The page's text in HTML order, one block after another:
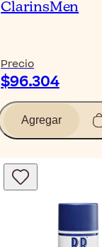
ClarinsMen
Precio
$96.304
Agregar